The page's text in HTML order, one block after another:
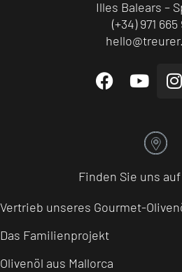
Illes Balears –
(+34) 971 665
Finden Sie uns
Vertrieb unseres Gourmet-
Das Familienprojekt
Olivenöl aus Mallorca